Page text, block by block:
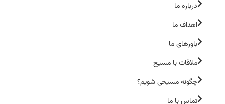
درباره ما
اهداف ما
باورهای ما
ملاقات با مسیح
چگونه مسیحی شویم؟
تماس با ما